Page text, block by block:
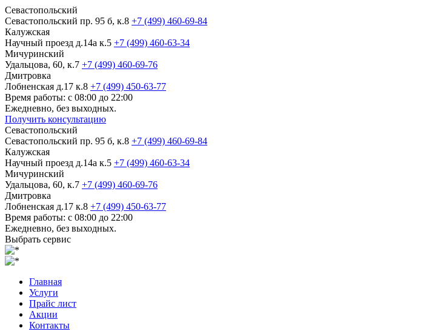
Севастопольский
Севастопольский пр. 95 б, к.8 +7 (499) 460-69-84
Калужская
Научный проезд д.14а к.5 +7 (499) 460-63-34
Мичуринский
Удальцова, 60, к.7 +7 (499) 460-69-76
Дмитровка
Лобненская д.17 к.8 +7 (499) 450-63-77
Время работы: с 08:00 до 22:00
Ежедневно, без выходных.
Получить консультацию
Севастопольский
Севастопольский пр. 95 б, к.8 +7 (499) 460-69-84
Калужская
Научный проезд д.14а к.5 +7 (499) 460-63-34
Мичуринский
Удальцова, 60, к.7 +7 (499) 460-69-76
Дмитровка
Лобненская д.17 к.8 +7 (499) 450-63-77
Время работы: с 08:00 до 22:00
Ежедневно, без выходных.
Выбрать сервис
Главная
Услуги
Прайс лист
Акции
Контакты